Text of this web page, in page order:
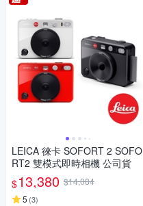
LEICA 徠卡 SOFORT 2 SOFO
RT2 雙模式即時相機 公司貨
$13,380 $14,084
5 (3)